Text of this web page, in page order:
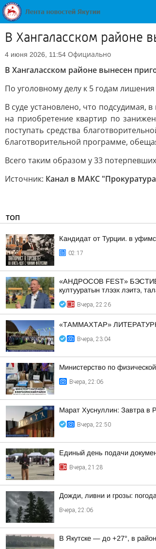
В Хангаласском районе
4 июня 2026, 11:54 Официально
В Хангаласском районе вынесен
По уголовному делу к 5 годам
В суде установлено, что подсудимая,
на приобретение квартир по
поступать средства
благотворительной программе,
Всего таким образом у 33
Источник: Канал в МАКС
ТОП
Кандидат от Турции. в
02:17
«АНДРОСОВ FEST»
култууратын тлээх лэитэ,
Вчера, 22:26
«ТАММАХТАР»
Вчера, 23:04
Министерство по
Вчера, 22:06
Марат Хуснуллин: Завтра в
Вчера, 22:50
Единый день подачи
Вчера, 21:28
Дожди, ливни и грозы:
Вчера, 22:06
В Якутске — до +27°, в